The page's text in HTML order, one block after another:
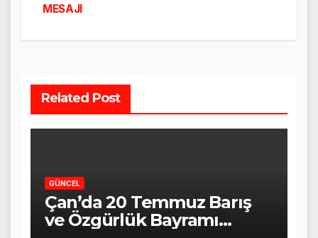
MESAJI
Related Post
GÜNCEL
Çan’da 20 Temmuz Barış
ve Özgürlük Bayramı